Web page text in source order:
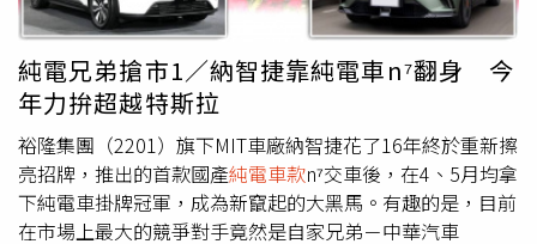
布的資料顯示，南陽實業送測一款具備133hp馬力的Kona
電動車，從Hyundai原廠資訊推測，應是搭載48.4kWh標準
里程電池組的入門規格，也不排除僅引進單一車型的可能。
Luxgen n5上市時程：最快年底預估售價：80～95萬元今年
第2季n7交車超過3,000台，顯示國內消費者對於國產電動
車的高接受度，而鴻華科技定位為小型跨界休旅的Model
B，將於第4季推出量產版本，並於明年第2季上市，成為納
智捷第2款全新平台車款。根據鴻華先進對外公開的官方資
業，去年ID.4曾加入漫威電影「蟻人」電影續集《蟻人與黃
蜂女：量子狂熱》，且與擁有超過330億點閱率的知名動畫
系列《瓢蟲少女》合作電影版《不可思議：瓢蟲女爵和黑貓
諾爾大電影》，量身訂做融入電影世界的ID.4、電動Beetle
概念車等ID.系列車款。今年春天也與「哥吉拉」合作《哥
吉拉與金剛：新帝國》，再度加入具備強勁性能且是最受消
費者喜愛的電動車款 ID.4。看得出品牌對於旗下電動車款的
重視，也期待在國內的上市。Skoda Enyaq上市時程：Q4
純電兄弟搶市1／納智捷靠純電車n⁷翻身 今
年力拚超越特斯拉
裕隆集團（2201）旗下MIT車廠納智捷花了16年終於重新擦
亮招牌，推出的首款國產純電車款n⁷交車後，在4、5月均拿
下純電車掛牌冠軍，成為新竄起的大黑馬。有趣的是，目前
在市場上最大的競爭對手竟然是自家兄弟－中華汽車